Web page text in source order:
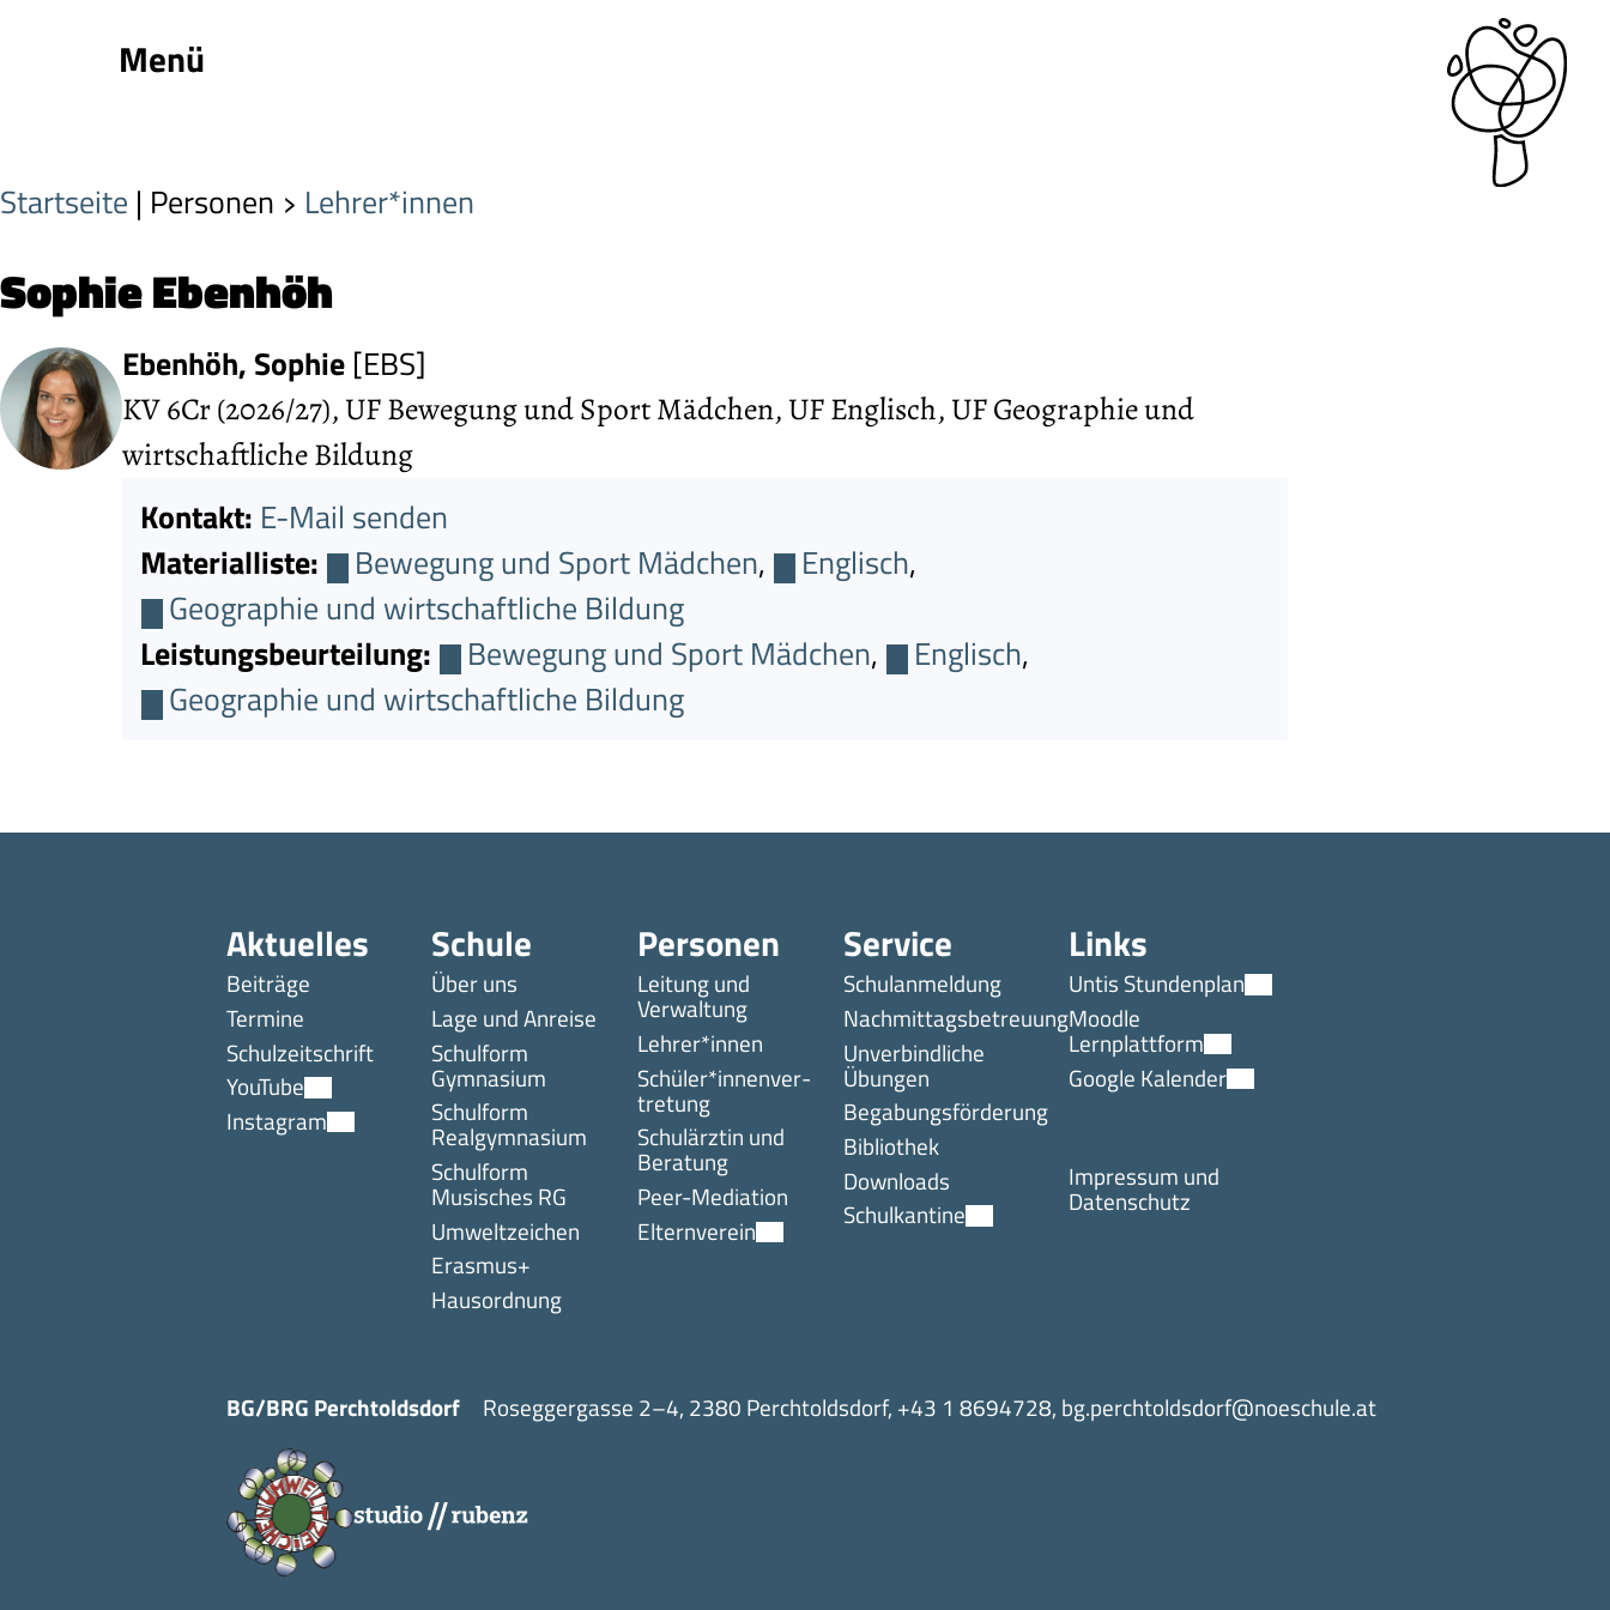
Menü
Startseite | Personen Lehrer*innen
Sophie Ebenhöh
Ebenhöh, Sophie [EBS]
KV 6Cr (2026/27), UF Bewegung und Sport Mädchen, UF Englisch, UF Geographie und
wirtschaftliche Bildung
Kontakt: E-Mail senden
Materialliste:
Bewegung und Sport Mädchen, Englisch,
Geographie und wirtschaftliche Bildung
Leistungsbeurteilung:
Bewegung und Sport Mädchen, Englisch,
Geographie und wirtschaftliche Bildung
Aktuelles
Beiträge
Termine
Schulzeitschrift
YouTube
Instagram
Schule
Über uns
Lage und Anreise
Schulform
Gymnasium
Schulform
Realgymnasium
Schulform
Musisches RG
Umweltzeichen
Erasmus+
Hausordnung
Personen
Leitung und
Verwaltung
Lehrer*innen
Schüler*innen­ver­
tretung
Schulärztin und
Beratung
Peer-Mediation
Elternverein
Service
Schulanmeldung
Nachmittagsbetreuung
Unverbindliche
Übungen
Begabungsförderung
Bibliothek
Downloads
Schulkantine
Links
Untis Stundenplan
Moodle
Lernplattform
Google Kalender
Impressum und
Datenschutz
BG/BRG Perchtoldsdorf Roseggergasse 2–4, 2380 Perchtoldsdorf, +43 1 8694728, bg.perchtoldsdorf@noeschule.at